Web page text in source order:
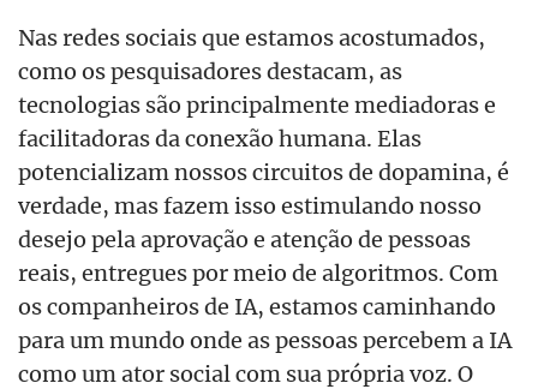
Nas redes sociais que estamos acostumados,
como os pesquisadores destacam, as
tecnologias são principalmente mediadoras e
facilitadoras da conexão humana. Elas
potencializam nossos circuitos de dopamina, é
verdade, mas fazem isso estimulando nosso
desejo pela aprovação e atenção de pessoas
reais, entregues por meio de algoritmos. Com
os companheiros de IA, estamos caminhando
para um mundo onde as pessoas percebem a IA
como um ator social com sua própria voz. O